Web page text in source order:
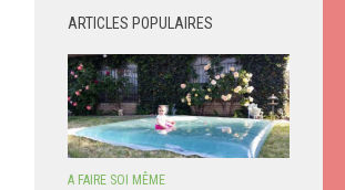
ARTICLES POPULAIRES
A FAIRE SOI MÊME